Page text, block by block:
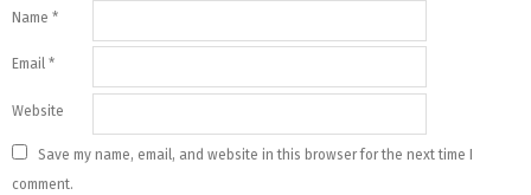
Name *
Email *
Website
Save my name, email, and website in this browser for the next time I
comment.